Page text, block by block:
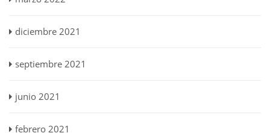
diciembre 2021
septiembre 2021
junio 2021
febrero 2021